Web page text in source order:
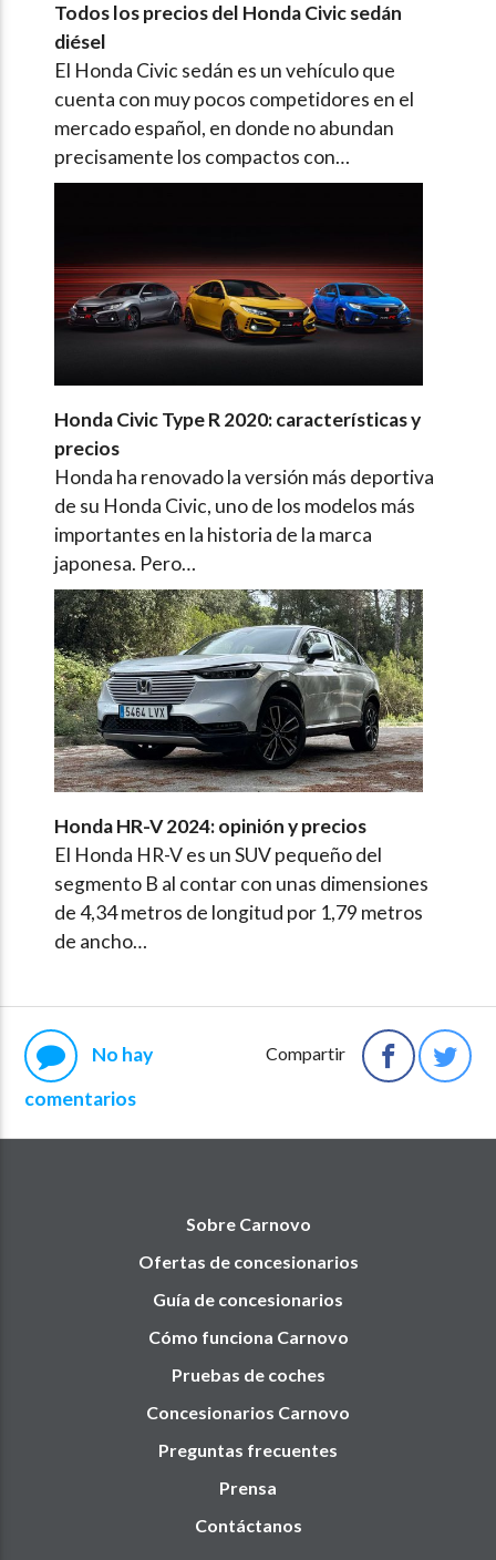
Todos los precios del Honda Civic sedán
diésel
El Honda Civic sedán es un vehículo que
cuenta con muy pocos competidores en el
mercado español, en donde no abundan
precisamente los compactos con…
Honda Civic Type R 2020: características y
precios
Honda ha renovado la versión más deportiva
de su Honda Civic, uno de los modelos más
importantes en la historia de la marca
japonesa. Pero…
Honda HR-V 2024: opinión y precios
El Honda HR-V es un SUV pequeño del
segmento B al contar con unas dimensiones
de 4,34 metros de longitud por 1,79 metros
de ancho…
Compartir
No hay
comentarios
Sobre Carnovo
Ofertas de concesionarios
Guía de concesionarios
Cómo funciona Carnovo
Pruebas de coches
Concesionarios Carnovo
Preguntas frecuentes
Prensa
Contáctanos